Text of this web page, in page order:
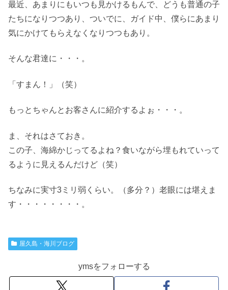
最近、あまりにもいつも見かけるもんで、どうも普通の子
たちになりつつあり、ついでに、ガイド中、僕らにあまり
気にかけてもらえなくなりつつもあり。
そんな君達に・・・。
「すまん！」（笑）
もっとちゃんとお客さんに紹介するよぉ・・・。
ま、それはさておき。
この子、海綿かじってるよね？食いながら埋もれていって
るように見えるんだけど（笑）
ちなみに実寸3ミリ弱くらい。（多分？）老眼には堪えま
す・・・・・・・・。
屋久島・海川ブログ
ymsをフォローする